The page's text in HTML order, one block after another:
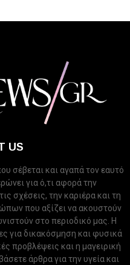
US
σέβεται και αγαπά τον εαυτό
για ό,τι αφορά την
σχέσεις, την καριέρα και τη
που αξίζει να ακουστούν
στο περιοδικό μας. Η
για δικακόσμηση και φυσικά
προβλέψεις και η μαγειρική
άρθρα για την υγεία και